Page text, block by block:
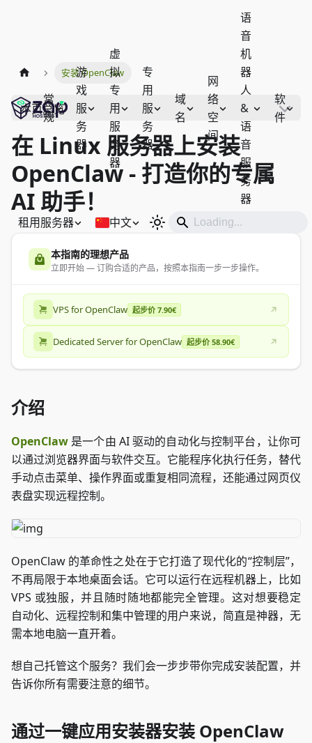
常
规
游
戏
服
务
器
虚
拟
专
用
服
务
器
专
用
服
务
器
域
名
网
络
空
间
语
音
机
器
人
&
语
音
服
务
器
软
件
租用服务器 中文
安装 OpenClaw
本页总览
在 Linux 服务器上安装
OpenClaw - 打造你的专属
AI 助手！
本指南的理想产品
立即开始 — 订购合适的产品，按照本指南一步一步操作。
VPS for OpenClaw 起步价 7.90€
Dedicated Server for OpenClaw 起步价 58.90€
介绍
OpenClaw 是一个由 AI 驱动的自动化与控制平台，让你可
以通过浏览器界面与软件交互。它能程序化执行任务，替代
手动点击菜单、操作界面或重复相同流程，还能通过网页仪
表盘实现远程控制。
OpenClaw 的革命性之处在于它打造了现代化的“控制层”，
不再局限于本地桌面会话。它可以运行在远程机器上，比如
VPS 或独服，并且随时随地都能完全管理。这对想要稳定
自动化、远程控制和集中管理的用户来说，简直是神器，无
需本地电脑一直开着。
想自己托管这个服务？我们会一步步带你完成安装配置，并
告诉你所有需要注意的细节。
通过一键应用安装器安装 OpenClaw